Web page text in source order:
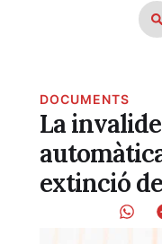
DOCUMENTS
La
extinció